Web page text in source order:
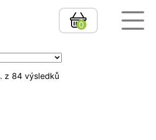
0
z 84 výsledků